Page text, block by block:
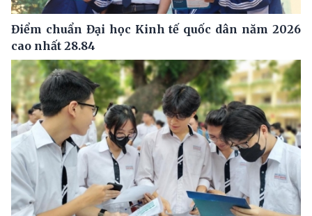
Điểm chuẩn Đại học Kinh tế quốc dân năm 2026
cao nhất 28.84